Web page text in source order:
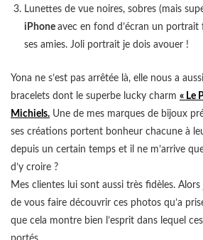
Lunettes de vue noires, sobres (mais
iPhone avec en fond d’écran un
ses amies. Joli portrait je dois avouer !
Yona ne s’est pas arrêtée là, elle nous a
bracelets dont le superbe lucky charm « Le
Michiels. Une de mes marques de bijoux
ses créations portent bonheur chacune à
depuis un certain temps et il ne m’arrive
d’y croire ?
Mes clientes lui sont aussi très fidèles.
de vous faire découvrir ces photos qu’a
que cela montre bien l’esprit dans lequel